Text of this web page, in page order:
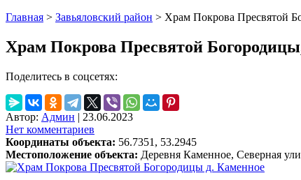
Главная > Завьяловский район > Храм Покрова Пресвятой
Храм Покрова Пресвятой
Поделитесь в соцсетях:
Автор: Админ | 23.06.2023
Нет комментариев
Координаты объекта: 56.7351, 53.2945
Местоположение объекта: Деревня Каменное, Северная